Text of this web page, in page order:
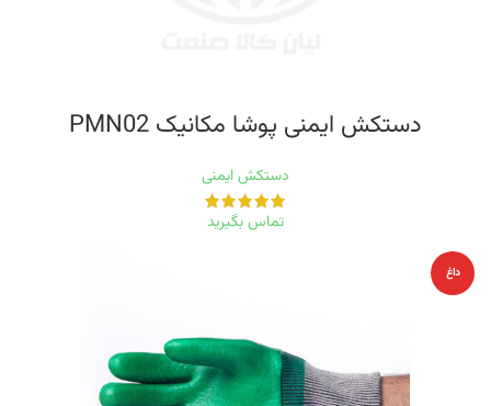
دستکش ایمنی پوشا مکانیک PMN02
دستکش ایمنی
تماس بگیرید
داغ